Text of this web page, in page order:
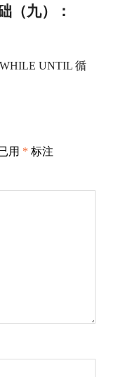
（九）：
UNTIL 循
用 * 标注